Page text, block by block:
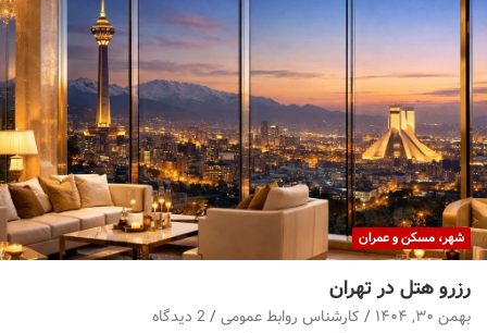
شهر، مسکن و عمران
رزرو هتل در تهران
بهمن ۳۰, ۱۴۰۴ کارشناس روابط عمومی 2 دیدگاه